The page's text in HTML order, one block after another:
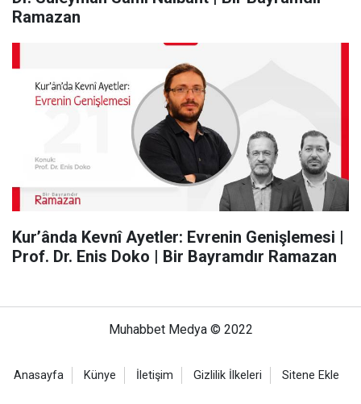
Ramazan
Kur’ânda Kevnî Ayetler: Evrenin Genişlemesi |
Prof. Dr. Enis Doko | Bir Bayramdır Ramazan
Muhabbet Medya © 2022
Anasayfa Künye İletişim Gizlilik İlkeleri Sitene Ekle